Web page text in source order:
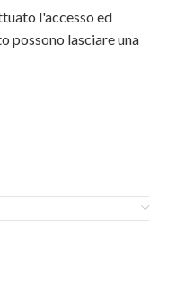
l'accesso ed
possono lasciare una